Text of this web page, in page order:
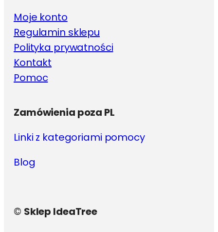
Moje konto
Regulamin sklepu
Polityka prywatności
Kontakt
Pomoc
Zamówienia poza PL
Linki z kategoriami pomocy
Blog
© Sklep IdeaTree